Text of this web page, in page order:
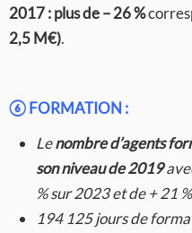
2017 : plus de – 26 %
2,5 M€).
⑥FORMATION :
Lenombre d’agents
son niveau de 2019
% sur 2023 et de + 21
194 125 jours de